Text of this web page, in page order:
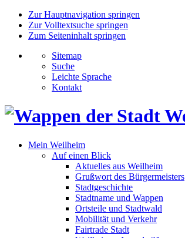
Zur Hauptnavigation springen
Zur Volltextsuche springen
Zum Seiteninhalt springen
Sitemap
Suche
Leichte Sprache
Kontakt
Mein Weilheim
Auf einen Blick
Aktuelles aus Weilheim
Grußwort des Bürgermeisters
Stadtgeschichte
Stadtname und Wappen
Ortsteile und Stadtwald
Mobilität und Verkehr
Fairtrade Stadt